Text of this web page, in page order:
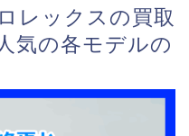
レックスの買取
気の各モデルの